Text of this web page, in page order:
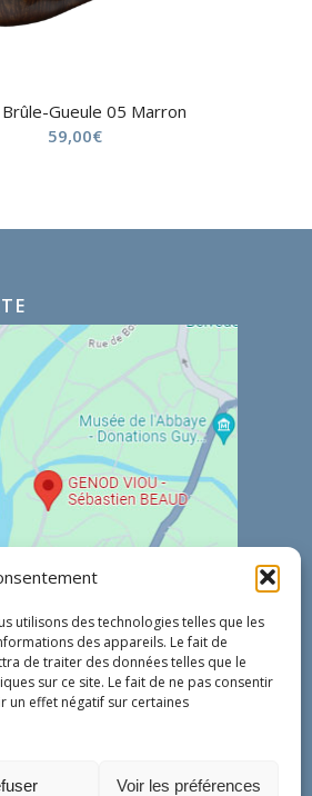
utilisons des technologies telles que les
des appareils. Le fait de
de traiter des données telles que le
sur ce site. Le fait de ne pas consentir
un effet négatif sur certaines
Voir les préférences
Gueule 05 Marron
59,00€